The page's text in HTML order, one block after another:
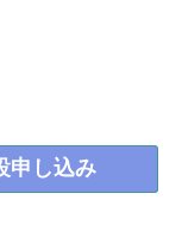
申し込み